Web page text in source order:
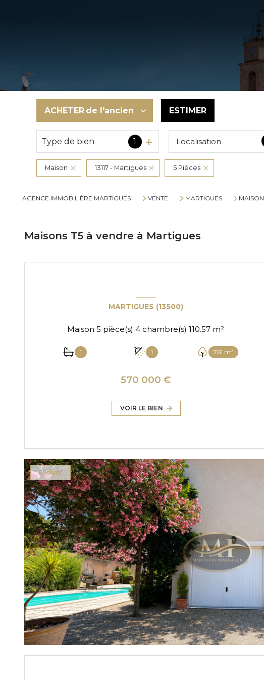
ACHETER de l'ancien
De l'ancien
De l'immo pro
ESTIMER
Type de bien 1 Localisation
Maison 13117 - Martigues 5 Pièces
AGENCE IMMOBILIÈRE MARTIGUES VENTE MARTIGUES MAISON
Maisons T5 à vendre à Martigues
MARTIGUES (13500)
Maison 5 pièce(s) 4 chambre(s) 110.57 m²
1 1 761 m²
570 000 €
VOIR LE BIEN
Exclusif